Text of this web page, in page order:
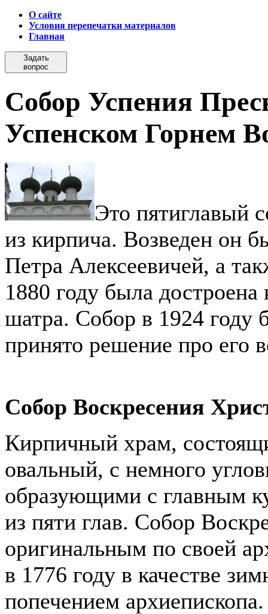
О сайте
Условия перепечатки материалов
Главная
Задать
вопрос
Собор Успения
Успенском Горнем
Это пятиглавый
из кирпича. Возведен он
Петра Алексеевичей, а
1880 году была
шатра. Собор в 1924 году
принято решение про его
Собор Воскресения
Кирпичный храм,
овальный, с немного
образующими с главным
из пяти глав. Собор
оригинальным по своей
в 1776 году в качестве
попечением архиепископа.